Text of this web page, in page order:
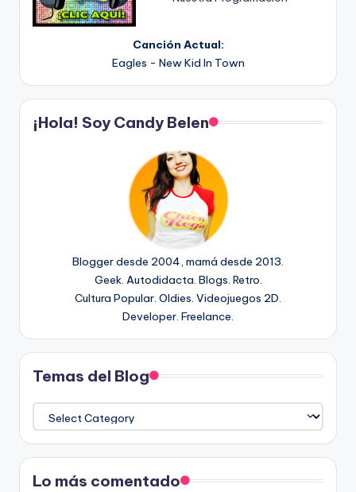
Canción Actual:
Eagles - New Kid In Town
¡Hola! Soy Candy Belen
Blogger desde 2004, mamá desde 2013.
Geek. Autodidacta. Blogs. Retro.
Cultura Popular. Oldies. Videojuegos 2D.
Developer. Freelance.
Temas del Blog
del
Blog
Lo más comentado